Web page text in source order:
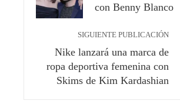
con Benny Blanco
SIGUIENTE PUBLICACIÓN
Nike lanzará una marca de
ropa deportiva femenina con
Skims de Kim Kardashian